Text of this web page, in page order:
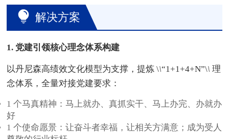
解决方案
1. 党建引领核心理念体系构建
以丹尼森高绩效文化模型为支撑，提炼 \\“1+1+4+N”\\ 理
念体系，全量对接党建要求：
1 个马真精神：马上就办、真抓实干、马上办完、办就办
好
1 个使命愿景：让奋斗者幸福，让相关方满意；成为受人